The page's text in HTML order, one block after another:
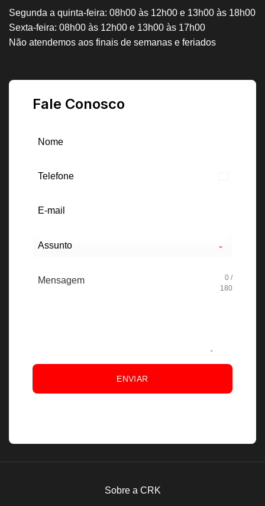
Segunda a quinta-feira: 08h00 às 12h00 e 13h00 às 18h00
Sexta-feira: 08h00 às 12h00 e 13h00 às 17h00
Não atendemos aos finais de semanas e feriados
Fale Conosco
Assunto
0 /
180
ENVIAR
Sobre a CRK